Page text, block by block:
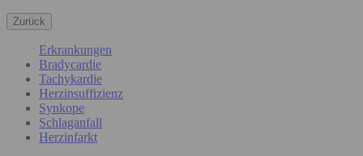
Zurück
Erkrankungen
Bradycardie
Tachykardie
Herzinsuffizienz
Synkope
Schlaganfall
Herzinfarkt